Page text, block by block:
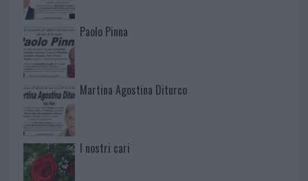
Paolo Pinna
Martina Agostina Diturco
I nostri cari